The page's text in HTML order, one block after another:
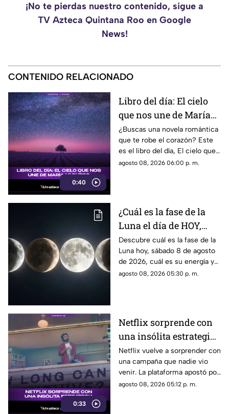
¡No te pierdas nuestro contenido, sigue a
TV Azteca Quintana Roo en Google
News!
CONTENIDO RELACIONADO
0:40
Libro del día: El cielo
que nos une de María
Vaquero
¿Buscas una novela romántica
que te robe el corazón? Este
es el libro del día, El cielo que
nos une, de María Vaquero.
agosto 08, 2026 06:00 p. m.
¿Cuál es la fase de la
Luna el día de HOY,
sábado 8 de agosto de
2026? Así se verá el
astro durante la noche
Descubre cuál es la fase de la
Luna hoy, sábado 8 de agosto
de 2026, cuál es su energía y
cómo nos podría afectar.
agosto 08, 2026 05:30 p. m.
0:33
Netflix sorprende con
una insólita estrategia
para promocionar su
nuevo thriller
Netflix vuelve a sorprender con
una campaña que nadie vio
venir. La plataforma apostó por
una estrategia tan inusual
agosto 08, 2026 05:12 p. m.